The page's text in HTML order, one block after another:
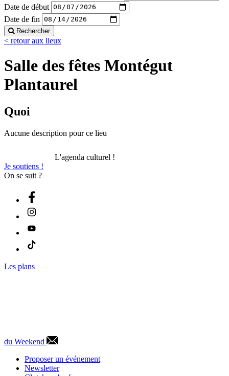
Date de début
Date de fin
Rechercher
< retour aux lieux
Salle des fêtes Montégut
Plantaurel
Quoi
Aucune description pour ce lieu
L'agenda culturel !
Je soutiens !
On se suit ?
Les plans
du Weekend
Proposer un événement
Newsletter